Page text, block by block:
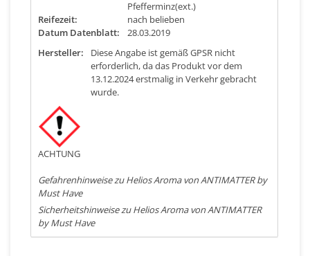
Pfefferminz(ext.)
Reifezeit:
nach belieben
Datum Datenblatt:
28.03.2019
Hersteller:
Diese Angabe ist gemäß GPSR nicht
erforderlich, da das Produkt vor dem
13.12.2024 erstmalig in Verkehr gebracht
wurde.
ACHTUNG
Gefahrenhinweise zu Helios Aroma von ANTIMATTER by
Must Have
Sicherheitshinweise zu Helios Aroma von ANTIMATTER
by Must Have